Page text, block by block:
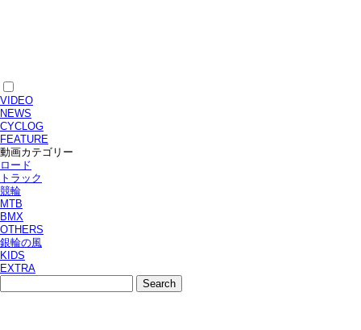
VIDEO
NEWS
CYCLOG
FEATURE
動画カテゴリー
ロード
トラック
競輪
MTB
BMX
OTHERS
銀輪の風
KIDS
EXTRA